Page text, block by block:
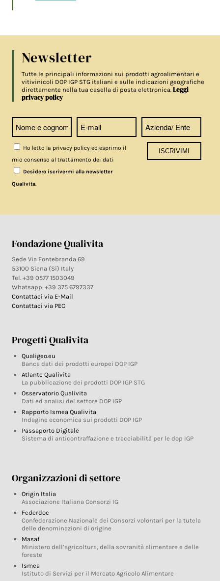
Newsletter
Tutte le principali informazioni sui prodotti agroalimentari e
vitivinicoli DOP IGP STG italiani e sulle indicazioni geografiche
direttamente nella tua casella di posta elettronica.Leggi
privacy policy
Ho letto la privacy policy ed esprimo il
mio consenso al trattamento dei dati
Desidero iscrivermi alla newsletter
Qualivita.
Fondazione Qualivita
Sede Via Fontebranda 69
53100 Siena (Si) Italy
Tel. +39 0577 1503049
Whatsapp. +39 375 6797337
Contattaci via E-Mail
Contattaci via PEC
Progetti Qualivita
Qualigeo.eu
Banca dati dei prodotti europei DOP IGP
Atlante Qualivita
La pubblicazione dei prodotti DOP IGP STG
Osservatorio Qualivita
Dati ed analisi del settore DOP IGP
Rapporto Ismea Qualivita
Indagine economica sui prodotti DOP IGP
Passaporto Digitale
Sistema di anticontraffazione e tracciabilità per le dop IGP
Organizzazioni di settore
Origin Italia
Associazione Italiana Consorzi IG
Federdoc
Confederazione Nazionale dei Consorzi volontari per la tutela
delle denominazioni di origine
Masaf
Ministero dell’agricoltura, della sovranità alimentare e delle
foreste
Ismea
Istituto di Servizi per il Mercato Agricolo Alimentare